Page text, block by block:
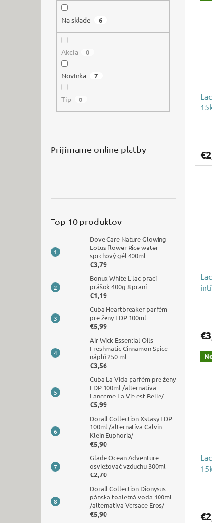
Na sklade 6
Akcia 0
Novinka 7
Tip 0
Prijímame online platby
Top 10 produktov
Dove Care Nature Glowing
Lotus flower Rice water
sprchový gél 400ml
€3,79
Bonux White Lilac prací
prášok 400g 8 praní
€1,19
Cuba Heartbreaker parfém
pre ženy EDP 100ml
€5,99
Air Wick Essential Oils
Freshmatic Cinnamon Spice
náplň 250 ml
€3,56
Cuba La Vida parfém pre ženy
EDP 100ml /alternatíva
Lancome La Vie est Belle/
€5,99
Dorall Collection Xstasy EDP
100ml /alternatíva Calvin
Klein Euphoria/
€5,90
Glade Ocean Adventure
osviežovač vzduchu 300ml
€2,70
Dorall Collection Dionysus
pánska toaletná voda 100ml
/alternatíva Versace Eros/
€5,90